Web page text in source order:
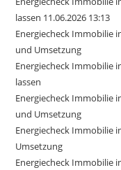
lassen 11.06.2026 13:13
Energiecheck Immobilie
und Umsetzung
Energiecheck Immobilie
lassen
Energiecheck Immobilie
und Umsetzung
Energiecheck Immobilie
Umsetzung
Energiecheck Immobilie